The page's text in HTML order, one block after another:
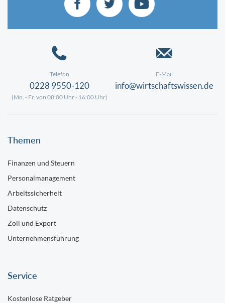
Telefon
0228 9550-120
(Mo. - Fr. von 08:00 Uhr - 16:00 Uhr)
E-Mail
info@wirtschaftswissen.de
Themen
Finanzen und Steuern
Personalmanagement
Arbeitssicherheit
Datenschutz
Zoll und Export
Unternehmensführung
Service
Kostenlose Ratgeber